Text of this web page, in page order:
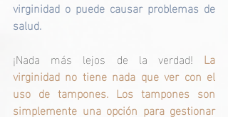
virginidad o puede causar problemas de
salud.
¡Nada más lejos de la verdad! La
virginidad no tiene nada que ver con el
uso de tampones. Los tampones son
simplemente una opción para gestionar